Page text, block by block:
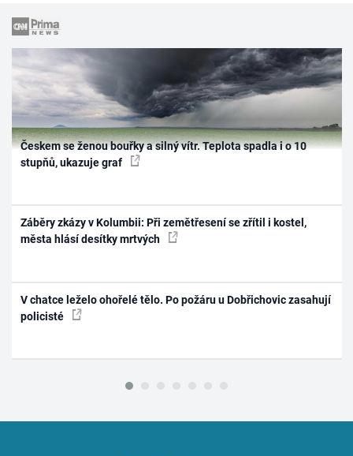
Českem se ženou bouřky a silný vítr. Teplota spadla i o 10
stupňů, ukazuje graf
Záběry zkázy v Kolumbii: Při zemětřesení se zřítil i kostel,
města hlásí desítky mrtvých
V chatce leželo ohořelé tělo. Po požáru u Dobřichovic zasahují
policisté